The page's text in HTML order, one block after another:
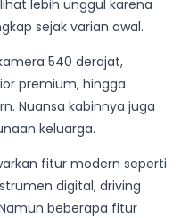
lebih unggul karena
sejak varian awal.
540 derajat,
premium, hingga
Nuansa kabinnya juga
keluarga.
fitur modern seperti
digital, driving
beberapa fitur